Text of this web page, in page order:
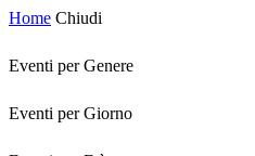
Home Chiudi
Eventi per Genere
Eventi per Giorno